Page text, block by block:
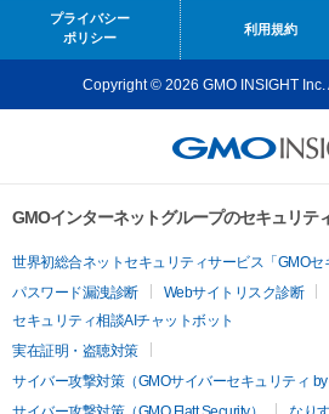
プライバシー
ポリシー
利用規約
Copyright © 2026 GMO INSIGHT Inc.
GMOインターネットグループのセキュリテ
世界初総合ネットセキュリティサービス「GMOセ
パスワード漏洩診断
Webサイトリスク診断
セキュリティ相談AIチャットボット
実在証明・盗聴対策
サイバー攻撃対策（GMOサイバーセキュリティ by